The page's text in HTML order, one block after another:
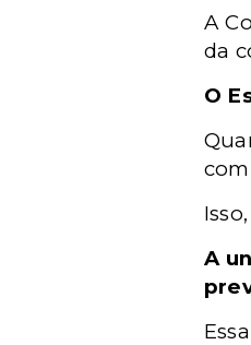
A
da
O
A